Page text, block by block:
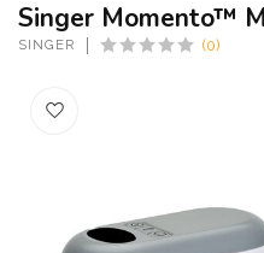
Singer Momento™
SINGER (0)